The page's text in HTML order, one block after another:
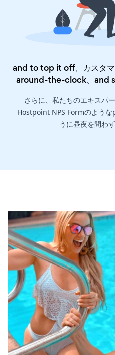
and to top it off、カスタマ
around-the-clock、and
さらに、私たちのエキスパ
Hostpoint NPS Formのよう
うに昼夜を問わ